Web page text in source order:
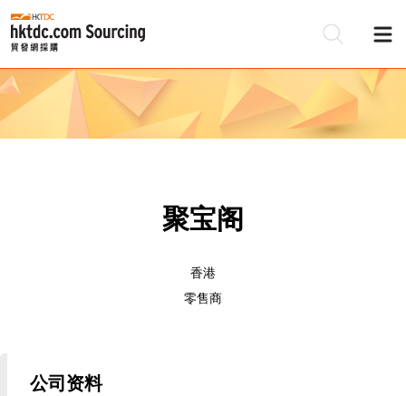
聚宝阁
香港
零售商
公司资料